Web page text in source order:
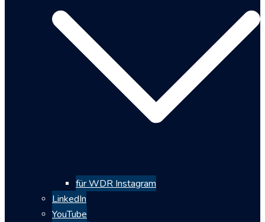
für WDR Instagram
LinkedIn
YouTube